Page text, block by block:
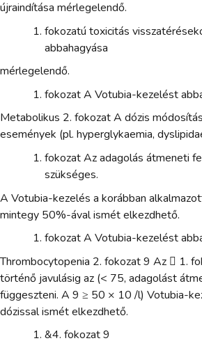
újraindítása mérlegelendő.
fokozatú toxicitás
abbahagyása
mérlegelendő.
fokozat A Votubia-kezelést
Metabolikus 2. fokozat A dózis
események (pl. hyperglykaemia,
fokozat Az adagolás átmeneti
szükséges.
A Votubia-kezelés a korábban
mintegy 50%-ával ismét elkezdhető.
fokozat A Votubia-kezelést
Thrombocytopenia 2. fokozat 9 Az  1.
történő javulásig az (< 75, adagolást
függeszteni. A 9 ≥ 50 × 10 /l) Votubia-
dózissal ismét elkezdhető.
&4. fokozat 9